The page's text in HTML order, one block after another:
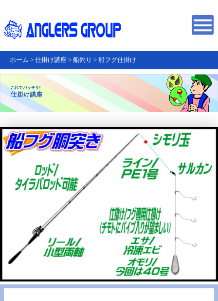
ホーム > 仕掛け講座 > 船釣り > 船フグ仕掛け